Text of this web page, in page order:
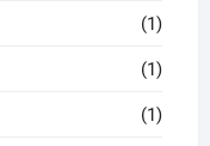
(1)
(1)
(1)